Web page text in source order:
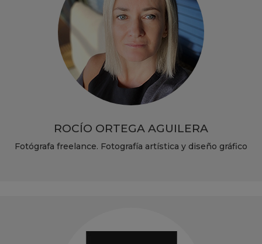
ROCÍO ORTEGA AGUILERA
Fotógrafa freelance. Fotografía artística y diseño gráfico